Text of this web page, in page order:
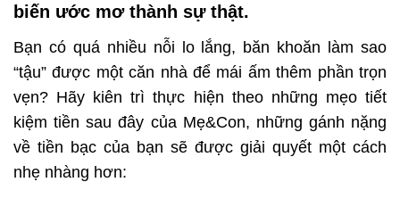
biến ước mơ thành sự thật.
Bạn có quá nhiều nỗi lo lắng, băn khoăn làm sao
“tậu” được một căn nhà để mái ấm thêm phần trọn
vẹn? Hãy kiên trì thực hiện theo những mẹo tiết
kiệm tiền sau đây của Mẹ&Con, những gánh nặng
về tiền bạc của bạn sẽ được giải quyết một cách
nhẹ nhàng hơn: